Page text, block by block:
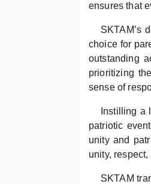
ensures that
SKTAM’s
choice for
outstanding
prioritizing
sense of
Instilling a
patriotic
unity and
unity,
SKTAM